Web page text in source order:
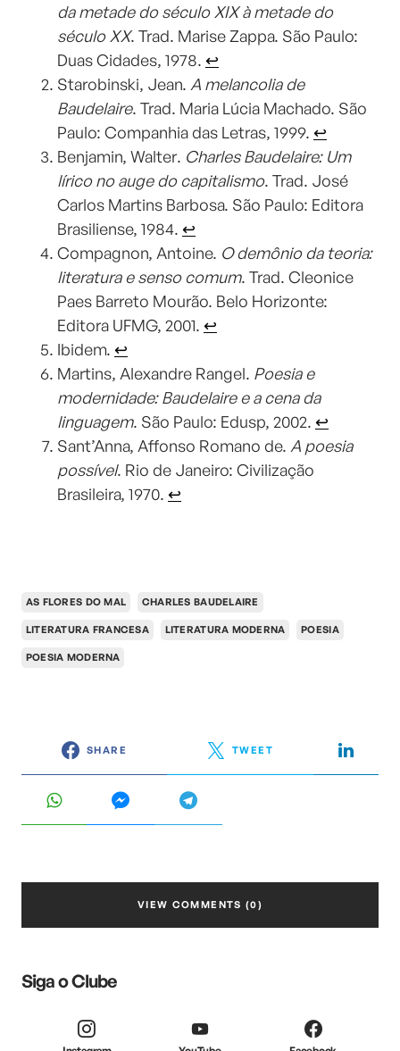
da metade do século XIX à metade do
século XX. Trad. Marise Zappa. São Paulo:
Duas Cidades, 1978. ↩︎
Starobinski, Jean. A melancolia de
Baudelaire. Trad. Maria Lúcia Machado. São
Paulo: Companhia das Letras, 1999. ↩︎
Benjamin, Walter. Charles Baudelaire: Um
lírico no auge do capitalismo. Trad. José
Carlos Martins Barbosa. São Paulo: Editora
Brasiliense, 1984. ↩︎
Compagnon, Antoine. O demônio da teoria:
literatura e senso comum. Trad. Cleonice
Paes Barreto Mourão. Belo Horizonte:
Editora UFMG, 2001. ↩︎
Ibidem. ↩︎
Martins, Alexandre Rangel. Poesia e
modernidade: Baudelaire e a cena da
linguagem. São Paulo: Edusp, 2002. ↩︎
Sant’Anna, Affonso Romano de. A poesia
possível. Rio de Janeiro: Civilização
Brasileira, 1970. ↩︎
AS FLORES DO MAL CHARLES BAUDELAIRE
LITERATURA FRANCESA LITERATURA MODERNA POESIA
POESIA MODERNA
SHARE TWEET
VIEW COMMENTS (0)
Siga o Clube